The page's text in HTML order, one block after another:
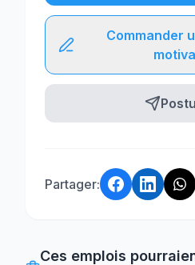
Commander
Partager:
Ces emplois